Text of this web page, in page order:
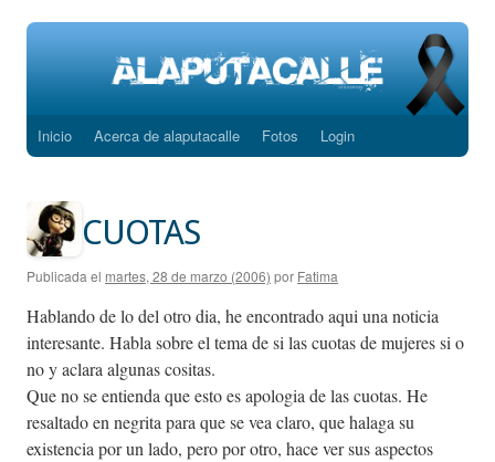
Saltar
contenido
Inicio Acerca de alaputacalle Fotos Login
CUOTAS
Publicada el martes, 28 de marzo (2006) por Fatima
Hablando de lo del otro dia, he encontrado aqui una noticia
interesante. Habla sobre el tema de si las cuotas de mujeres si o
no y aclara algunas cositas.
Que no se entienda que esto es apologia de las cuotas. He
resaltado en negrita para que se vea claro, que halaga su
existencia por un lado, pero por otro, hace ver sus aspectos